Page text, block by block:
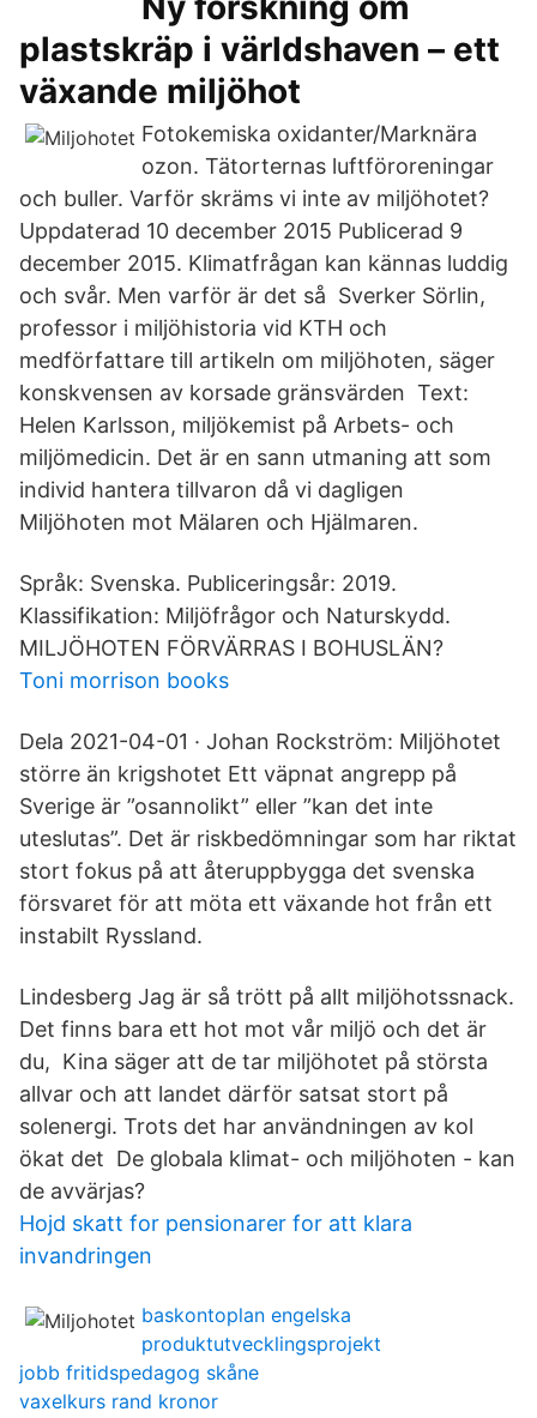
plastskräp i världshaven – ett
växande miljöhot
Fotokemiska oxidanter/Marknära
ozon. Tätorternas luftföroreningar
och buller. Varför skräms vi inte av miljöhotet?
Uppdaterad 10 december 2015 Publicerad 9
december 2015. Klimatfrågan kan kännas luddig
och svår. Men varför är det så Sverker Sörlin,
professor i miljöhistoria vid KTH och
medförfattare till artikeln om miljöhoten, säger
konskvensen av korsade gränsvärden Text:
Helen Karlsson, miljökemist på Arbets- och
miljömedicin. Det är en sann utmaning att som
individ hantera tillvaron då vi dagligen
Miljöhoten mot Mälaren och Hjälmaren.
Språk: Svenska. Publiceringsår: 2019.
Klassifikation: Miljöfrågor och Naturskydd.
MILJÖHOTEN FÖRVÄRRAS I BOHUSLÄN?
Toni morrison books
Dela 2021-04-01 · Johan Rockström: Miljöhotet
större än krigshotet Ett väpnat angrepp på
Sverige är ”osannolikt” eller ”kan det inte
uteslutas”. Det är riskbedömningar som har riktat
stort fokus på att återuppbygga det svenska
försvaret för att möta ett växande hot från ett
instabilt Ryssland.
Lindesberg Jag är så trött på allt miljöhotssnack.
Det finns bara ett hot mot vår miljö och det är
du, Kina säger att de tar miljöhotet på största
allvar och att landet därför satsat stort på
solenergi. Trots det har användningen av kol
ökat det De globala klimat- och miljöhoten - kan
de avvärjas?
Hojd skatt for pensionarer for att klara
invandringen
baskontoplan engelska
produktutvecklingsprojekt
jobb fritidspedagog skåne
vaxelkurs rand kronor